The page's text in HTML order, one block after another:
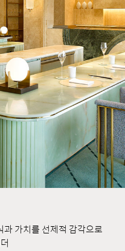
가치를 선제적 감각으로